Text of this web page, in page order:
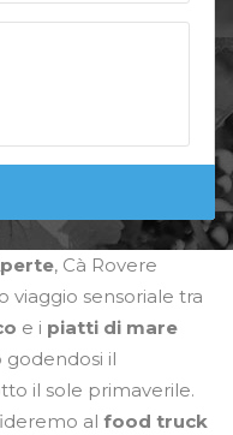
, Cà Rovere
viaggio sensoriale tra
e i piatti di mare
godendosi il
il sole primaverile.
al food truck